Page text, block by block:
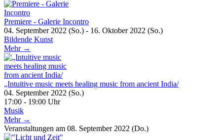
Premiere - Galerie Incontro
04. September 2022 (So.) - 16. Oktober 2022 (So.)
Bildende Kunst
Mehr →
„Intuitive music meets healing music from ancient India/
04. September 2022 (So.)
17:00 - 19:00 Uhr
Musik
Mehr →
Veranstaltungen am 08. September 2022 (Do.)